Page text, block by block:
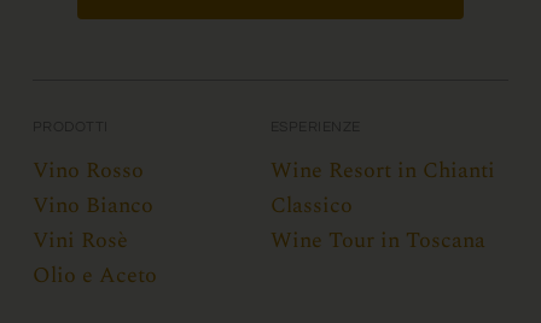
Vino Rosso
Vino Bianco
Vini Rosè
Olio e Aceto
Wine Resort in Chianti
Classico
Wine Tour in Toscana